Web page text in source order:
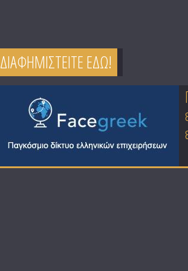
ΔΙΑΦΗΜΙΣΤΕΙΤΕ ΕΔΩ!